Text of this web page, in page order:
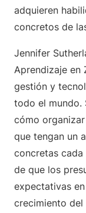
adquieren
concretos de
Jennifer
Aprendizaje en
gestión y
todo el mundo.
cómo
que tengan un
concretas cada
de que los
expectativas
crecimiento del